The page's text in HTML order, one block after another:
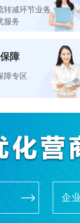
转减环节业务
服务
障
障专区
企